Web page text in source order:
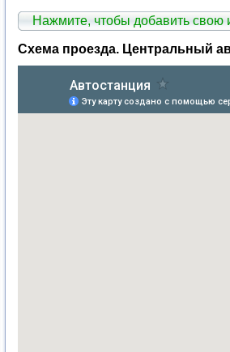
Нажмите, чтобы добавить
Схема проезда. Центральный